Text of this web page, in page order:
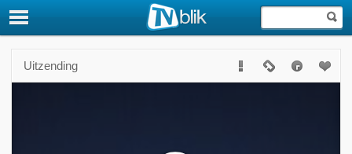
Uitzending